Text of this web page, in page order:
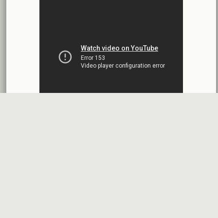
البيانات المالية النهائية عن العام 2025